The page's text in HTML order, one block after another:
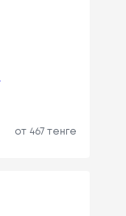
от 467 тенге